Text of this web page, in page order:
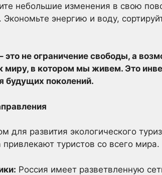
небольшие изменения в свою
Экономьте энергию и воду,
это не ограничение свободы, а
миру, в котором мы живем. Это
будущих поколений.
для развития экологического
туристов со всего мира.
Россия имеет разветвленную